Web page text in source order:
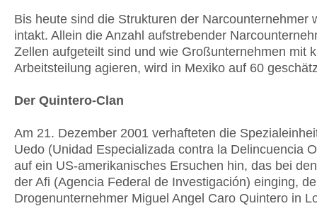
Bis heute sind die Strukturen der Narcounternehmer
intakt. Allein die Anzahl aufstrebender
Zellen aufgeteilt sind und wie Großunternehmen mit
Arbeitsteilung agieren, wird in Mexiko auf 60
Der Quintero-Clan
Am 21. Dezember 2001 verhafteten die
Uedo (Unidad Especializada contra la Delincuencia
auf ein US-amerikanisches Ersuchen hin, das bei
der Afi (Agencia Federal de Investigación) einging,
Drogenunternehmer Miguel Angel Caro Quintero in